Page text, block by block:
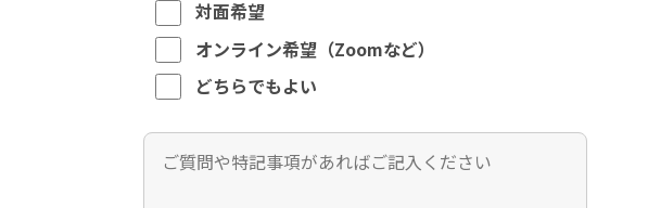
対面希望
オンライン希望（Zoomなど）
どちらでもよい